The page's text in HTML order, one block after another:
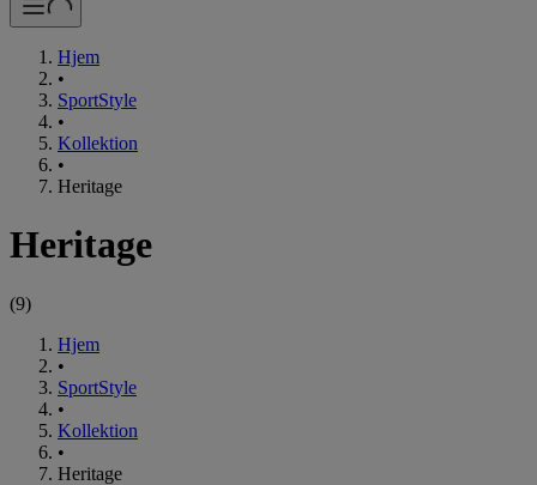
Hjem
•
SportStyle
•
Kollektion
•
Heritage
Heritage
(9)
Hjem
•
SportStyle
•
Kollektion
•
Heritage